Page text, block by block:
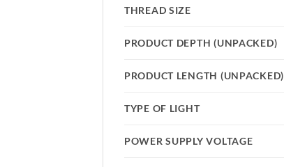
THREAD SIZE
PRODUCT DEPTH (UNPACKED)
PRODUCT LENGTH (UNPACKED)
TYPE OF LIGHT
POWER SUPPLY VOLTAGE